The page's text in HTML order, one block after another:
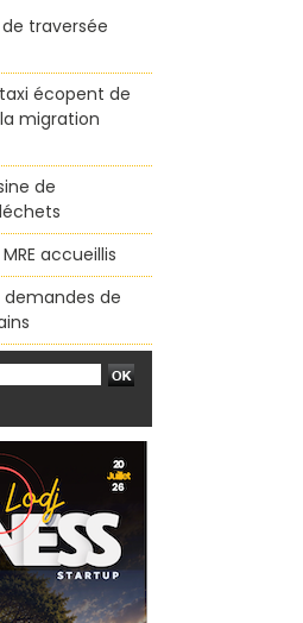
traversée
écopent de
migration
de
accueillis
demandes de